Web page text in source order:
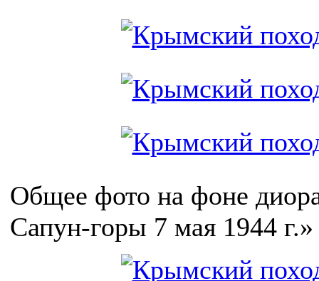
Общее фото на фоне
Сапун-горы 7 мая 1944 г.»